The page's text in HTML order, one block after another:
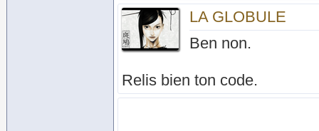
LA GLOBULE
Ben non.
Relis bien ton code.